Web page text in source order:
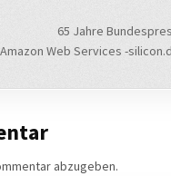
65 Jahre
Web Services -
abzugeben.